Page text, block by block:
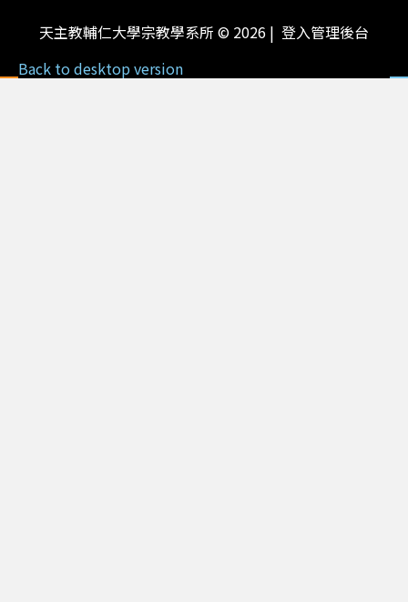
天主教輔仁大學宗教學系所 © 2026
登入管理後台
Back to desktop version